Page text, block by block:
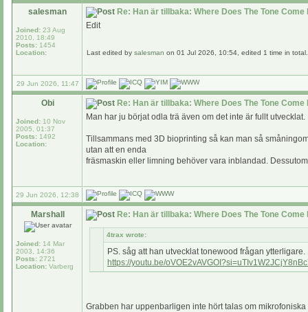
salesman
Joined: 23 Aug
2010, 18:49
Posts: 1454
Location:
Re: Han är tillbaka: Where Does The Tone Come
Edit
Last edited by salesman on 01 Jul 2026, 10:54, edited 1 time in total.
29 Jun 2026, 11:47
Obi
Joined: 10 Nov
2005, 01:37
Posts: 1492
Location:
Re: Han är tillbaka: Where Does The Tone Come
Man har ju börjat odla trä även om det inte är fullt
Tillsammans med 3D bioprinting så kan man så
utan att en enda
fräsmaskin eller limning behöver vara inblandad.
29 Jun 2026, 12:38
Marshall
Joined: 14 Mar
2003, 14:36
Posts: 2721
Location: Varberg
Re: Han är tillbaka: Where Does The Tone Come
4trax wrote:
PS. såg att han utvecklat tonewood frågan
https://youtu.be/
Grabben har uppenbarligen inte hört talas om mikrofoniska